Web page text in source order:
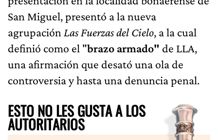
San Miguel, presentó a la nueva
agrupación Las Fuerzas del Cielo, a la cual
definió como el "brazo armado" de LLA,
una afirmación que desató una ola de
controversia y hasta una denuncia penal.
ESTO NO LES GUSTA A LOS
AUTORITARIOS